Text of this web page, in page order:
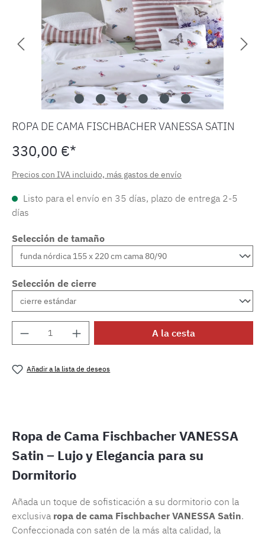
ROPA DE CAMA FISCHBACHER VANESSA SATIN
330,00 €*
Precios con IVA incluido, más gastos de envío
Listo para el envío en 35 días, plazo de entrega 2-5
días
Selección de tamaño
Selección de cierre
Cantidad del producto: introduce la
A la cesta
Añadir a la lista de deseos
Ropa de Cama Fischbacher VANESSA
Satin – Lujo y Elegancia para su
Dormitorio
Añada un toque de sofisticación a su dormitorio con la
exclusiva ropa de cama Fischbacher VANESSA Satin.
Confeccionada con satén de la más alta calidad, la